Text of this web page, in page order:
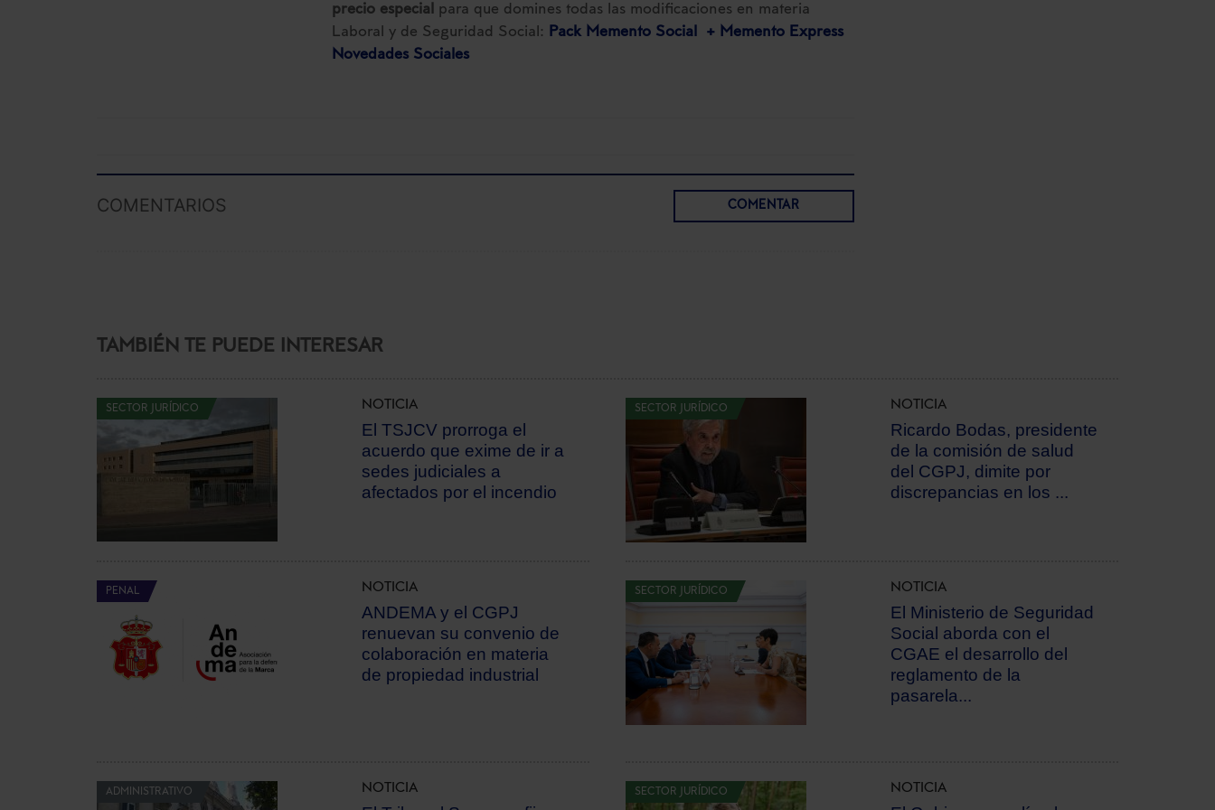
precio especial para que domines todas las modificaciones en materia
Laboral y de Seguridad Social: Pack Memento Social + Memento Express
Novedades Sociales
COMENTARIOS COMENTAR
TAMBIÉN TE PUEDE INTERESAR
SECTOR JURÍDICO NOTICIA
El TSJCV prorroga el
acuerdo que exime de ir a
sedes judiciales a
afectados por el incendio
SECTOR JURÍDICO NOTICIA
Ricardo Bodas, presidente
de la comisión de salud
del CGPJ, dimite por
discrepancias en los ...
PENAL NOTICIA
ANDEMA y el CGPJ
renuevan su convenio de
colaboración en materia
de propiedad industrial
SECTOR JURÍDICO NOTICIA
El Ministerio de Seguridad
Social aborda con el
CGAE el desarrollo del
reglamento de la
pasarela...
ADMINISTRATIVO NOTICIA SECTOR JURÍDICO NOTICIA